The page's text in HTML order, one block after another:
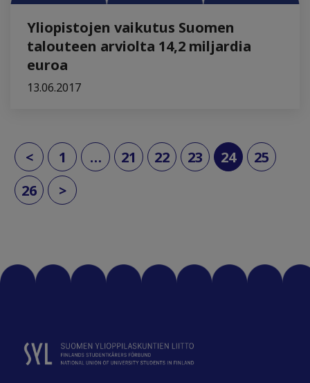
Yliopistojen vaikutus Suomen
talouteen arviolta 14,2 miljardia
euroa
13.06.2017
< 1 … 21 22 23 24(current)
25
26
>